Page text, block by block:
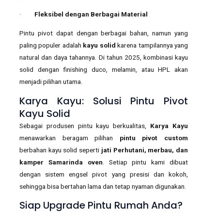
· Fleksibel dengan Berbagai Material
Pintu pivot dapat dengan berbagai bahan, namun yang
paling populer adalah kayu solid karena tampilannya yang
natural dan daya tahannya. Di tahun 2025, kombinasi kayu
solid dengan finishing duco, melamin, atau HPL akan
menjadi pilihan utama.
Karya Kayu: Solusi Pintu Pivot
Kayu Solid
Sebagai produsen pintu kayu berkualitas, Karya Kayu
menawarkan beragam pilihan pintu pivot custom
berbahan kayu solid seperti jati Perhutani, merbau, dan
kamper Samarinda oven . Setiap pintu kami dibuat
dengan sistem engsel pivot yang presisi dan kokoh,
sehingga bisa bertahan lama dan tetap nyaman digunakan.
Siap Upgrade Pintu Rumah Anda?